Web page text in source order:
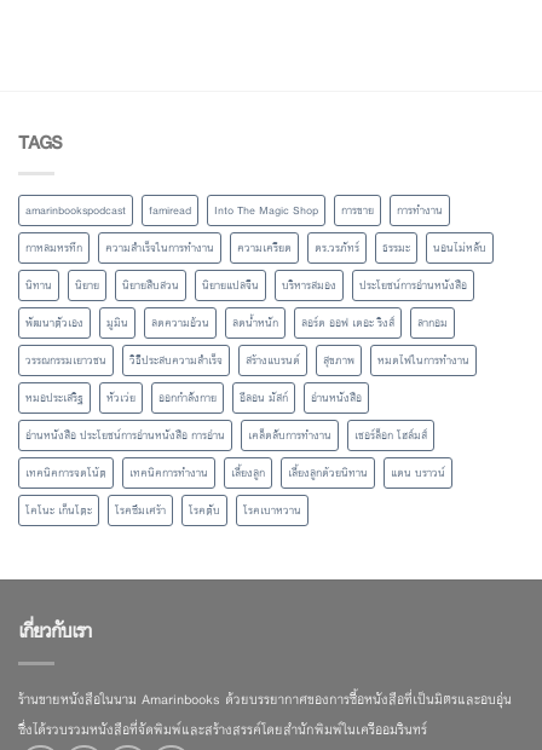
TAGS
amarinbookspodcast famiread Into The Magic Shop การขาย
การทำงาน
กาหลมหรทึก
ความสำเร็จในการทำงาน ความเครียด ดร.วรภัทร์ ธรรมะ
นอนไม่หลับ
นิทาน
นิยาย นิยายสืบสวน นิยายแปลจีน บริหารสมอง
ประโยชน์การอ่านหนังสือ
พัฒนาตัวเอง
มูมิน ลดความอ้วน ลดน้ำหนัก ลอร์ด ออฟ เดอะ ริงส์
ลากอม
วรรณกรรมเยาวชน
วิธีประสบความสำเร็จ สร้างแบรนด์ สุขภาพ
หมดไฟในการทำงาน
หมอประเสริฐ
หัวเว่ย ออกกำลังกาย อีลอน มัสก์
อ่านหนังสือ
อ่านหนังสือ ประโยชน์การอ่านหนังสือ การอ่าน
เคล็ดลับการทำงาน
เชอร์ล็อก โฮล์มส์
เทคนิคการจดโน้ต
เทคนิคการทำงาน เลี้ยงลูก เลี้ยงลูกด้วยนิทาน
แดน บราวน์
โคโนะ เก็นโตะ
โรคซึมเศร้า โรคตับ โรคเบาหวาน
เกี่ยวกับเรา
ร้านขายหนังสือในนาม Amarinbooks ด้วยบรรยากาศของการซื้อหนังสือที่เป็นมิตรและอบอุ่น
ซึ่งได้รวบรวมหนังสือที่จัดพิมพ์และสร้างสรรค์โดยสำนักพิมพ์ในเครืออมรินทร์